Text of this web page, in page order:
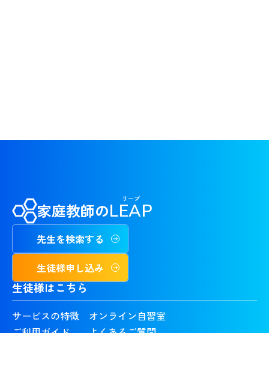
家庭教師のLEAP
リープ
先生を検索する
生徒様申し込み
生徒様はこちら
サービスの特徴
オンライン自習室
ご利用ガイド
よくあるご質問